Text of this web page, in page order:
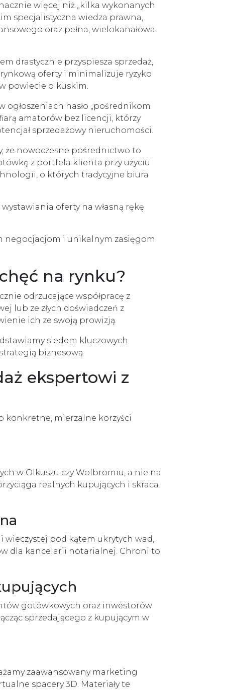
więcej niż „kilka wykonanych
specjalistyczna wiedza prawna,
oraz pełna, wielokanałowa
drastycznie przyspiesza sprzedaż,
oferty i minimalizuje ryzyko
powiecie olkuskim.
ogłoszeniach hasło „pośrednikom
amatorów bez licencji, którzy
sprzedażowy nieruchomości.
że nowoczesne pośrednictwo to
z portfela klienta przy użyciu
o których tradycyjne biura
oferty na własną rękę
negocjacjom i unikalnym zasięgom
na rynku?
odrzucające współpracę z
lub ze złych doświadczeń z
ich ze swoją prowizją.
siedem kluczowych
biznesową.
ekspertowi z
konkretne, mierzalne korzyści
w Olkuszu czy Wolbromiu, a nie na
realnych kupujących i skraca
pod kątem ukrytych wad,
dla kancelarii notarialnej. Chroni to
gotówkowych oraz inwestorów
sprzedającego z kupującym w
zaawansowany marketing
spacery 3D. Materiały te